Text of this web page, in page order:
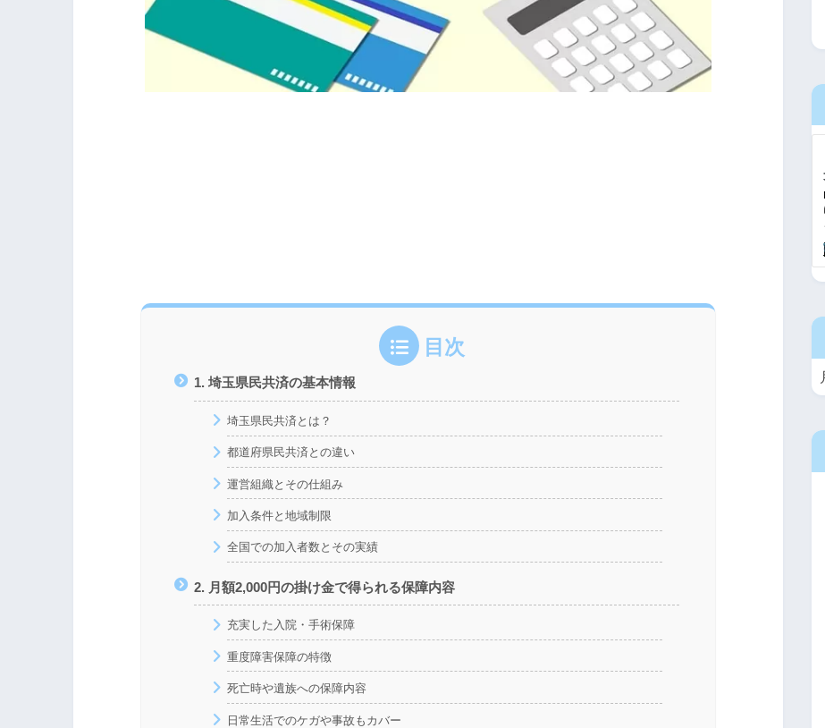
目次
1. 埼玉県民共済の基本情報
埼玉県民共済とは？
都道府県民共済との違い
運営組織とその仕組み
加入条件と地域制限
全国での加入者数とその実績
2. 月額2,000円の掛け金で得られる保障内容
充実した入院・手術保障
重度障害保障の特徴
死亡時や遺族への保障内容
日常生活でのケガや事故もカバー